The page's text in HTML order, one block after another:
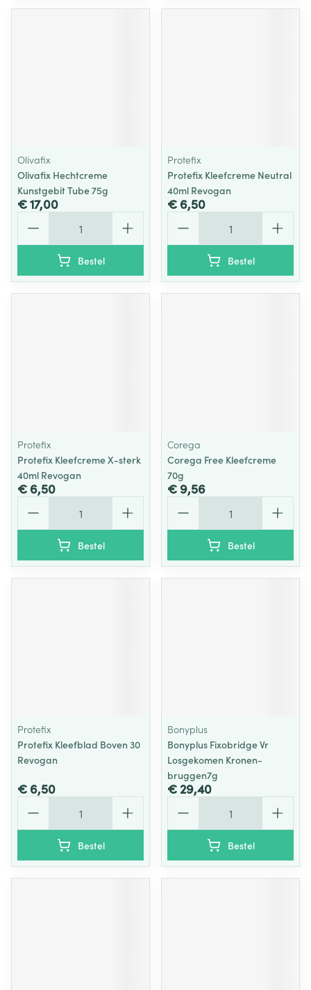
Olivafix
Olivafix Hechtcreme
Kunstgebit Tube 75g
€ 17,00
Bestel
Protefix
Protefix Kleefcreme Neutral
40ml Revogan
€ 6,50
Bestel
Protefix
Protefix Kleefcreme X-sterk
40ml Revogan
€ 6,50
Bestel
Corega
Corega Free Kleefcreme
70g
€ 9,56
Bestel
Protefix
Protefix Kleefblad Boven 30
Revogan
€ 6,50
Bestel
Bonyplus
Bonyplus Fixobridge Vr
Losgekomen Kronen-
bruggen7g
€ 29,40
Bestel